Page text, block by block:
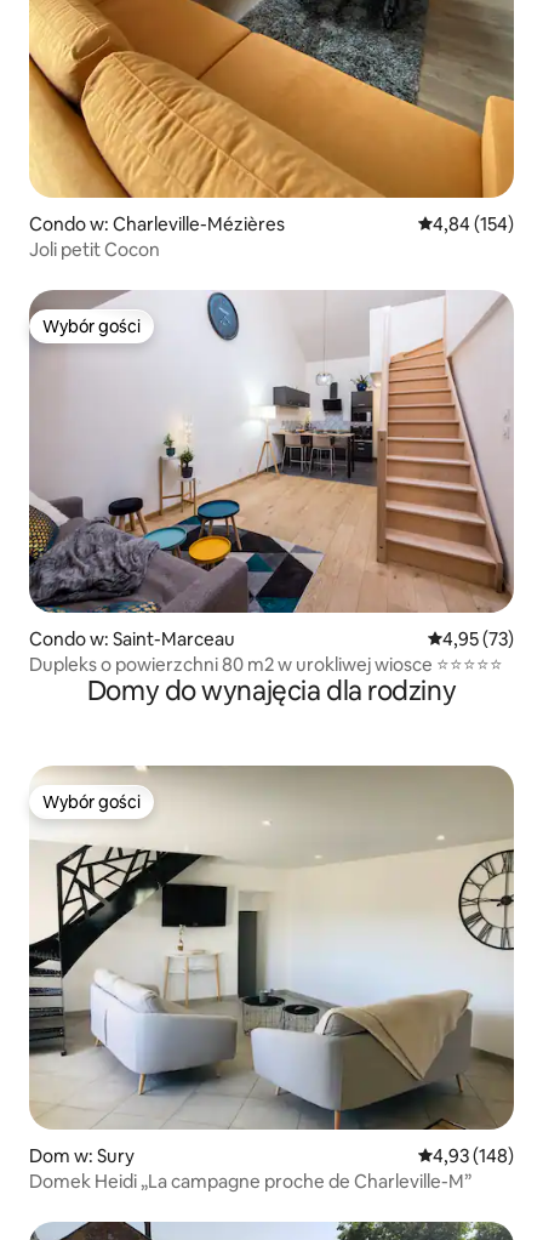
Condo w: Charleville-Mézières Średnia
4,84 (154)
Joli petit Cocon
Wybór gości
Wybór gości
Condo w: Saint-Marceau Średnia
4,95 (73)
Dupleks o powierzchni 80 m2 w urokliwej wiosce ⭐⭐⭐⭐⭐
Domy do wynajęcia dla rodziny
Wybór gości
Wybór gości
Dom w: Sury Średnia
4,93 (148)
Domek Heidi „La campagne proche de Charleville-M”